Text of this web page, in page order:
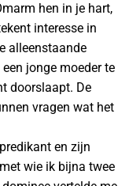
hen in je hart,
interesse in
alleenstaande
jonge moeder te
doorslaapt. De
vragen wat het
en zijn
wie ik bijna twee